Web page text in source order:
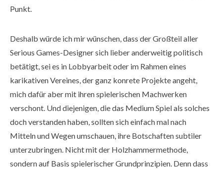
Punkt.
Deshalb würde ich mir wünschen, dass der Großteil aller
Serious Games-Designer sich lieber anderweitig politisch
betätigt, sei es in Lobbyarbeit oder im Rahmen eines
karikativen Vereines, der ganz konrete Projekte angeht,
mich dafür aber mit ihren spielerischen Machwerken
verschont. Und diejenigen, die das Medium Spiel als solches
doch verstanden haben, sollten sich einfach mal nach
Mitteln und Wegen umschauen, ihre Botschaften subtiler
unterzubringen. Nicht mit der Holzhammermethode,
sondern auf Basis spielerischer Grundprinzipien. Denn dass